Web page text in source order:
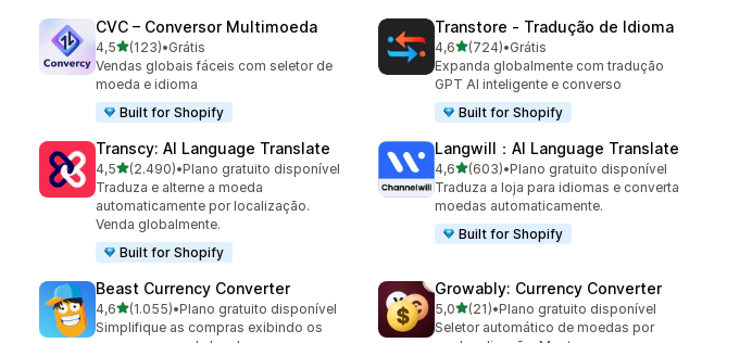
CVC – Conversor Multimoeda
4,5de 5 estrelas
(123)
123 avaliações ao todo
•Grátis
Vendas globais fáceis com seletor de
moeda e idioma
Built for Shopify
Transtore ‑ Tradução de Idioma
4,6de 5 estrelas
(724)
724 avaliações ao todo
•Grátis
Expanda globalmente com tradução
GPT AI inteligente e converso
Built for Shopify
Transcy: AI Language Translate
4,5de 5 estrelas
(2.490)
2490 avaliações ao todo
•Plano gratuito disponível
Traduza e alterne a moeda
automaticamente por localização.
Venda globalmente.
Built for Shopify
Langwill：AI Language Translate
4,6de 5 estrelas
(603)
603 avaliações ao todo
•Plano gratuito disponível
Traduza a loja para idiomas e converta
moedas automaticamente.
Built for Shopify
Beast Currency Converter
4,6de 5 estrelas
(1.055)
1055 avaliações ao todo
•Plano gratuito disponível
Simplifique as compras exibindo os
Growably: Currency Converter
5,0de 5 estrelas
(21)
21 avaliações ao todo
•Plano gratuito disponível
Seletor automático de moedas por